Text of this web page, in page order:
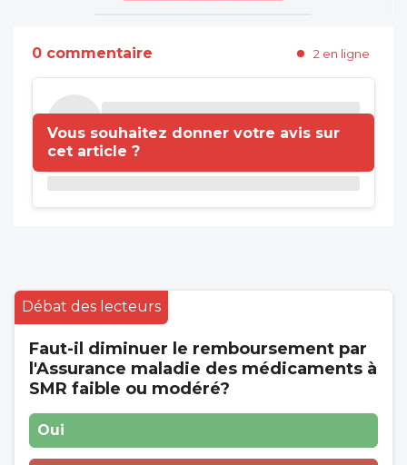
0 commentaire 2 en ligne
Vous souhaitez donner votre avis sur
cet article ?
Débat des lecteurs
Faut-il diminuer le remboursement par
l'Assurance maladie des médicaments à
SMR faible ou modéré?
Oui